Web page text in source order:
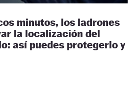
minutos, los ladrones
la localización del
así puedes protegerlo y